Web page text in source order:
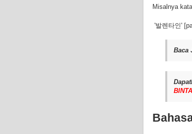
Misalnya
'발렌타인'
Baca